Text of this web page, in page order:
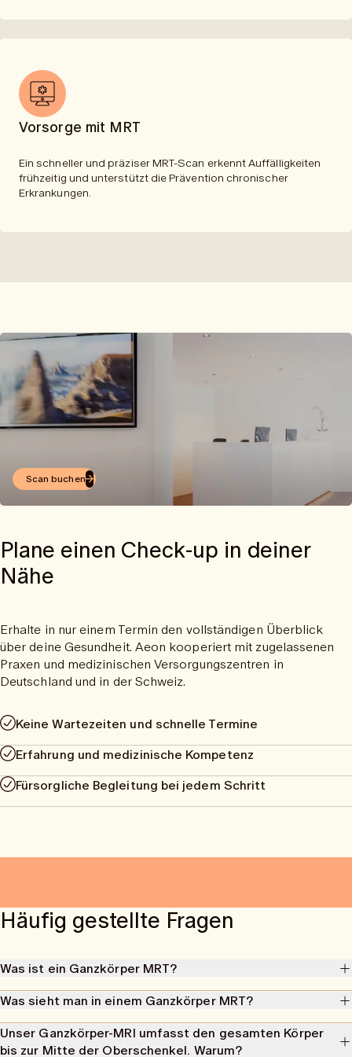
Vorsorge mit MRT
Ein schneller und präziser MRT-Scan erkennt Auffälligkeiten
frühzeitig und unterstützt die Prävention chronischer
Erkrankungen.
Plane einen Check-up in deiner
Nähe
Erhalte in nur einem Termin den vollständigen Überblick
über deine Gesundheit. Aeon kooperiert mit zugelassenen
Praxen und medizinischen Versorgungszentren in
Deutschland und in der Schweiz.
Keine Wartezeiten und schnelle Termine
Erfahrung und medizinische Kompetenz
Fürsorgliche Begleitung bei jedem Schritt
Scan buchen
Häufig gestellte Fragen
Was ist ein Ganzkörper MRT?
Ein MRT-Ganzkörperscan ist eine strahlungsfreie Untersuchung, die
mithilfe von Magnetfeldern und Radiowellen detaillierte Bilder deines
gesamten Körpers erstellt – alles in nur einem Untersuchungsgang.
Dabei werden unter anderem das Gehirn, die Wirbelsäule, die
Was sieht man in einem Ganzkörper MRT?
Ein Ganzkörper MRT kann dabei helfen, eine Vielzahl von
Erkrankungen und Veränderungen zu erkennen und entsprechende
Unser Ganzkörper-MRI umfasst den gesamten Körper
bis zur Mitte der Oberschenkel. Warum?